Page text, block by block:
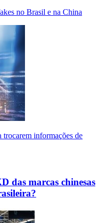
no Brasil e na China
informações de
das marcas chinesas